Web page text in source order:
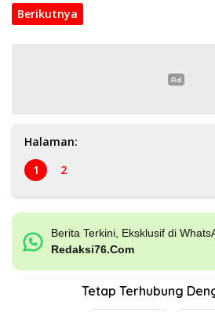
Berikutnya
Halaman:
1
2
Berita Terkini, Eksklusif di
Redaksi76.Com
Tetap Terhubung